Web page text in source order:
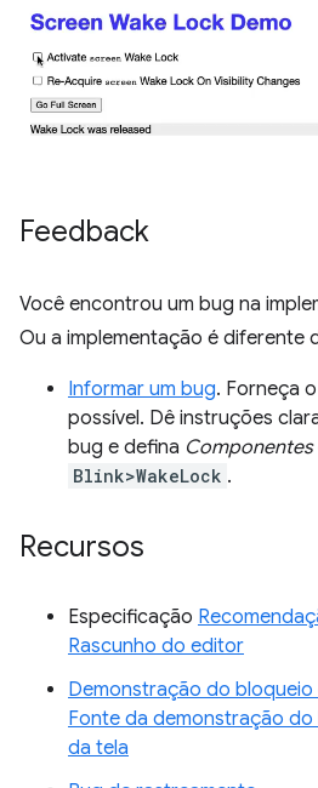
Feedback
Você encontrou um bug na
Ou a implementação é diferente
Informar um bug. Forneça
possível. Dê instruções
bug e defina Componentes
Blink>WakeLock .
Recursos
Especificação
Rascunho do editor
Demonstração do
Fonte da demonstração
da tela